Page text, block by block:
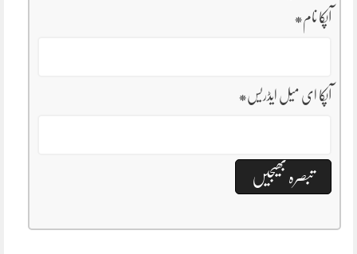
آپکا نام*
آپکا ای میل ایڈریس*